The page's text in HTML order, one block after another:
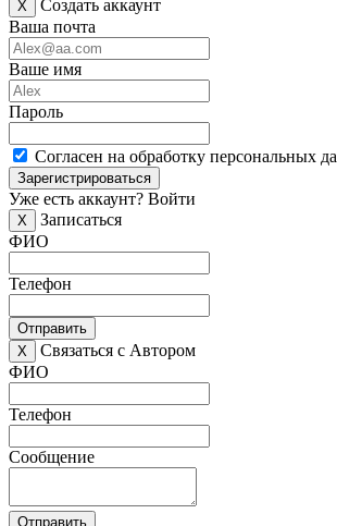
X
Создать аккаунт
Ваша почта
Ваше имя
Пароль
Согласен на обработку персональных
Зарегистрироваться
Уже есть аккаунт? Войти
X
Записаться
ФИО
Телефон
Отправить
X
Связаться с Автором
ФИО
Телефон
Сообщение
Отправить